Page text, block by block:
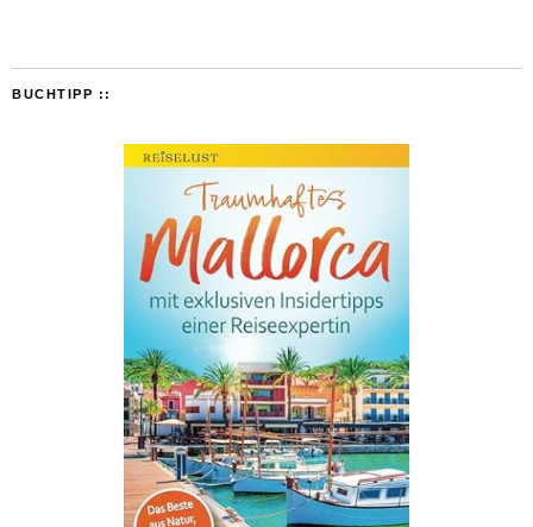
BUCHTIPP ::